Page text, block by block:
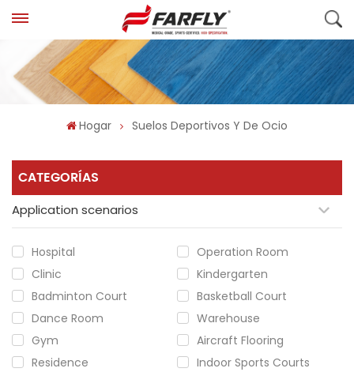
Hogar Suelos Deportivos Y De Ocio
CATEGORÍAS
Application scenarios
Hospital
Operation Room
Clinic
Kindergarten
Badminton Court
Basketball Court
Dance Room
Warehouse
Gym
Aircraft Flooring
Residence
Indoor Sports Courts